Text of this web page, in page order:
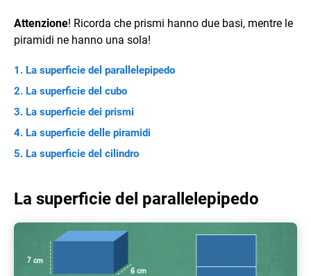
Attenzione! Ricorda che prismi hanno due basi, mentre le
piramidi ne hanno una sola!
La superficie del parallelepipedo
La superficie del cubo
La superficie dei prismi
La superficie delle piramidi
La superficie del cilindro
La superficie del parallelepipedo